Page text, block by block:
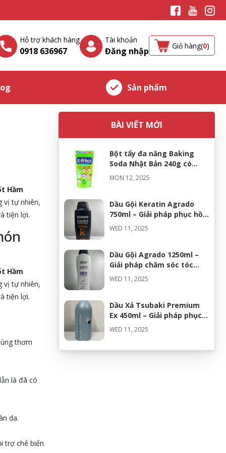
Hỗ trợ khách hàng
0918 636967
Tài khoản
Đăng nhập Giỏ hàng(0)
Sản phẩm
Hầm
vị tự nhiên,
tiện lợi.
Hầm
vị tự nhiên,
tiện lợi.
thơm
là đã có
da.
trợ chế biến
BÀI VIẾT MỚI
Bột tẩy đa năng Baking
Soda Nhật Bản 240g có
thật sự hiệu quả
MON 12, 2025
Dầu Gội Keratin Agrado
750ml – Giải pháp phục hồi
tóc hư tổn chuyên sâu
WED 11, 2025
Dầu Gội Agrado 1250ml –
Giải pháp chăm sóc tóc
toàn diện
WED 11, 2025
Dầu Xả Tsubaki Premium
Ex 450ml – Giải pháp phục
hồi tóc chuyên sâu
WED 11, 2025